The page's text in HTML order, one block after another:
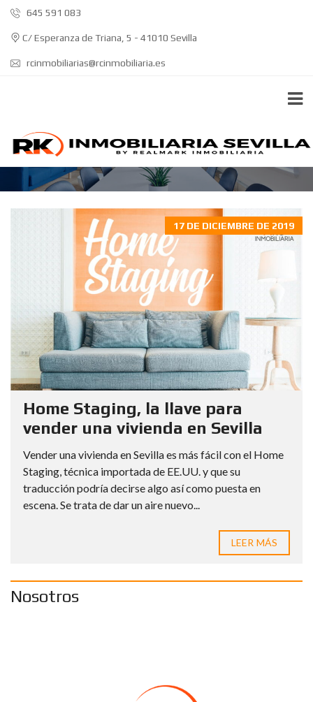
645 591 083
C/ Esperanza de Triana, 5 - 41010 Sevilla
rcinmobiliarias@rcinmobiliaria.es
VENTA VIVIENDA SEVILLA
17 DE DICIEMBRE DE 2019
Home Staging, la llave para
vender una vivienda en Sevilla
Vender una vivienda en Sevilla es más fácil con el Home
Staging, técnica importada de EE.UU. y que su
traducción podría decirse algo así como puesta en
escena. Se trata de dar un aire nuevo...
LEER MÁS
Nosotros